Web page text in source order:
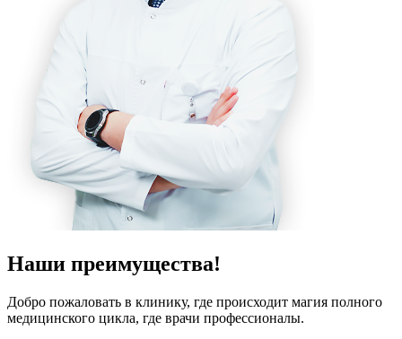
Наши преимущества!
Добро пожаловать в клинику, где происходит магия полного
медицинского цикла, где врачи профессионалы.